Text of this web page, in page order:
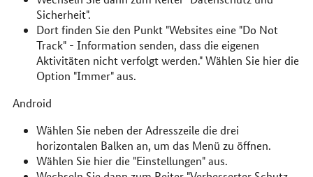
Sicherheit".
Dort finden Sie den Punkt "Websites eine "Do Not
Track" - Information senden, dass die eigenen
Aktivitäten nicht verfolgt werden." Wählen Sie hier die
Option "Immer" aus.
Android
Wählen Sie neben der Adresszeile die drei
horizontalen Balken an, um das Menü zu öffnen.
Wählen Sie hier die "Einstellungen" aus.